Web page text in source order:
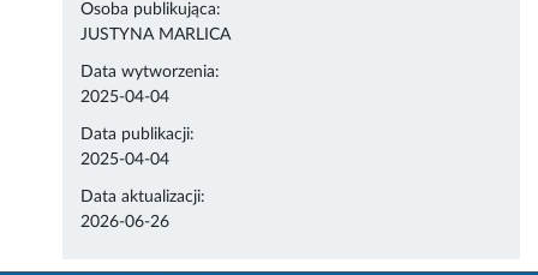
Osoba publikująca:
JUSTYNA MARLICA
Data wytworzenia:
2025-04-04
Data publikacji:
2025-04-04
Data aktualizacji:
2026-06-26